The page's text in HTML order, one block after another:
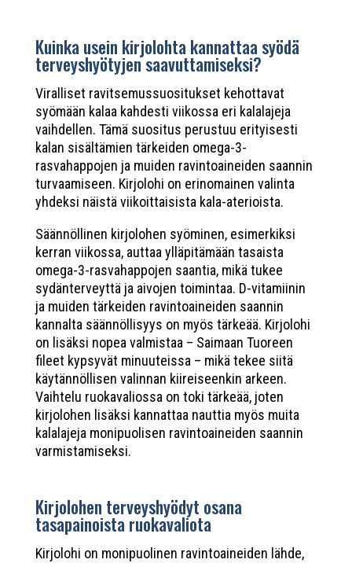
Kuinka usein kirjolohta kannattaa syödä
terveyshyötyjen saavuttamiseksi?
Viralliset ravitsemussuositukset kehottavat
syömään kalaa kahdesti viikossa eri kalalajeja
vaihdellen. Tämä suositus perustuu erityisesti
kalan sisältämien tärkeiden omega-3-
rasvahappojen ja muiden ravintoaineiden saannin
turvaamiseen. Kirjolohi on erinomainen valinta
yhdeksi näistä viikoittaisista kala-aterioista.
Säännöllinen kirjolohen syöminen, esimerkiksi
kerran viikossa, auttaa ylläpitämään tasaista
omega-3-rasvahappojen saantia, mikä tukee
sydänterveyttä ja aivojen toimintaa. D-vitamiinin
ja muiden tärkeiden ravintoaineiden saannin
kannalta säännöllisyys on myös tärkeää. Kirjolohi
on lisäksi nopea valmistaa – Saimaan Tuoreen
fileet kypsyvät minuuteissa – mikä tekee siitä
käytännöllisen valinnan kiireiseenkin arkeen.
Vaihtelu ruokavaliossa on toki tärkeää, joten
kirjolohen lisäksi kannattaa nauttia myös muita
kalalajeja monipuolisen ravintoaineiden saannin
varmistamiseksi.
Kirjolohen terveyshyödyt osana
tasapainoista ruokavaliota
Kirjolohi on monipuolinen ravintoaineiden lähde,